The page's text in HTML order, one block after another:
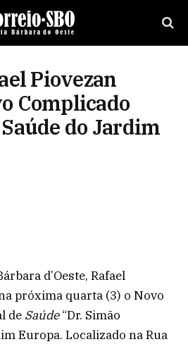
Piovezan
Complicado
do Jardim
d’Oeste, Rafael
próxima quarta (3) o Novo
de Saúde“Dr. Simão
Europa. Localizado na Rua